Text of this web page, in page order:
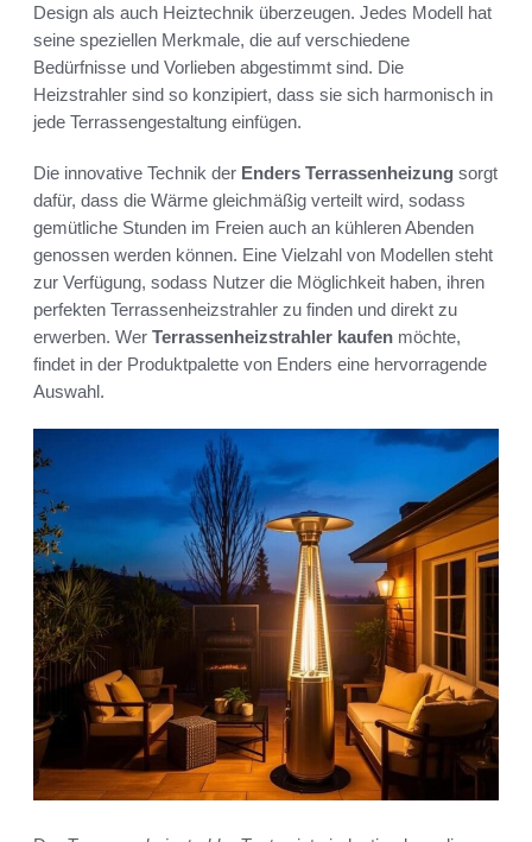
Design als auch Heiztechnik überzeugen. Jedes Modell hat
seine speziellen Merkmale, die auf verschiedene
Bedürfnisse und Vorlieben abgestimmt sind. Die
Heizstrahler sind so konzipiert, dass sie sich harmonisch in
jede Terrassengestaltung einfügen.
Die innovative Technik der Enders Terrassenheizung sorgt
dafür, dass die Wärme gleichmäßig verteilt wird, sodass
gemütliche Stunden im Freien auch an kühleren Abenden
genossen werden können. Eine Vielzahl von Modellen steht
zur Verfügung, sodass Nutzer die Möglichkeit haben, ihren
perfekten Terrassenheizstrahler zu finden und direkt zu
erwerben. Wer Terrassenheizstrahler kaufen möchte,
findet in der Produktpalette von Enders eine hervorragende
Auswahl.